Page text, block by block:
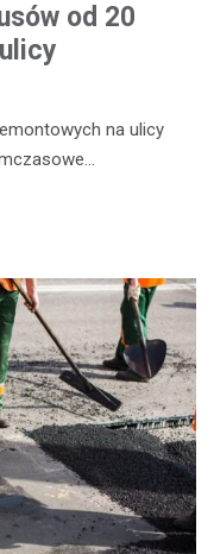
od 20
na ulicy